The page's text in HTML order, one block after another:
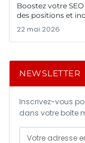
Boostez votre
des positions et
22 mai 2026
NEWSLETTER
Inscrivez-vous
dans votre boîte